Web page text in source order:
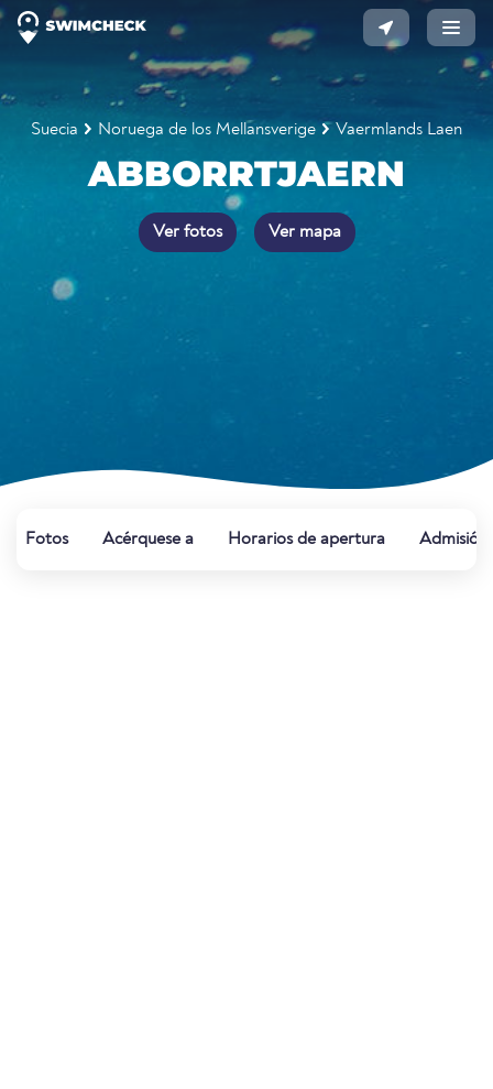
Suecia Noruega de los Mellansverige Vaermlands Laen
ABBORRTJAERN
Ver fotos Ver mapa
Fotos Acérquese a Horarios de apertura Admisión